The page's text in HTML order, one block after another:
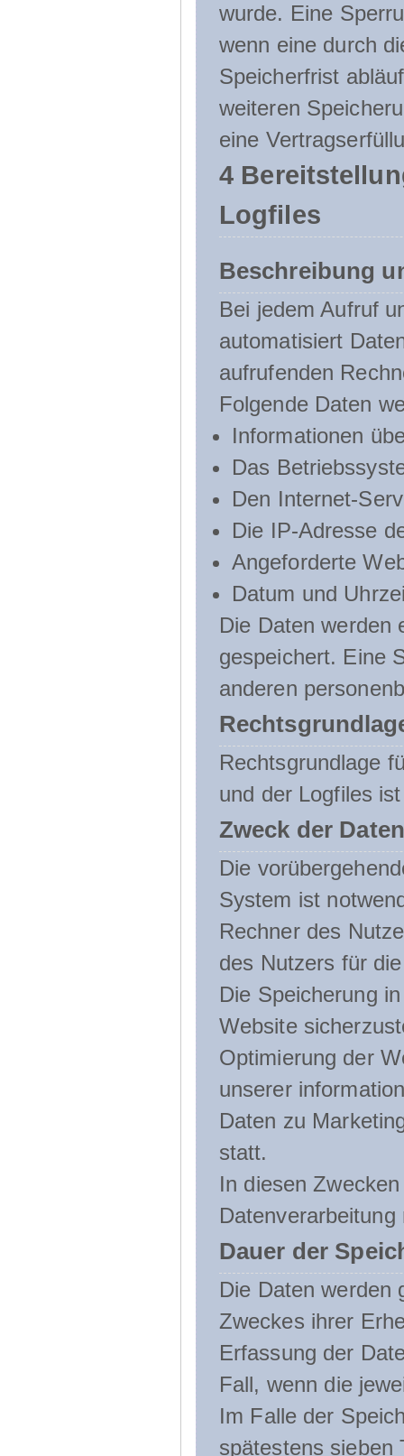
wurde. Eine
wenn eine durch
Speicherfrist
weiteren
eine
4
Logfiles
Beschreibung
Bei jedem Aufruf
automatisiert
aufrufenden
Folgende Daten
Informationen
Das
Den Internet-
Die IP-Adresse
Angeforderte
Datum und
Die Daten werden
gespeichert. Eine
anderen
Rechtsgrundlage
und der Logfiles
Zweck der
Die
System ist
Rechner des
des Nutzers für
Die Speicherung
Website
Optimierung der
unserer
Daten zu
statt.
In diesen
Dauer der
Die Daten werden
Zweckes ihrer
Erfassung der
Fall, wenn die
Im Falle der
spätestens sieben